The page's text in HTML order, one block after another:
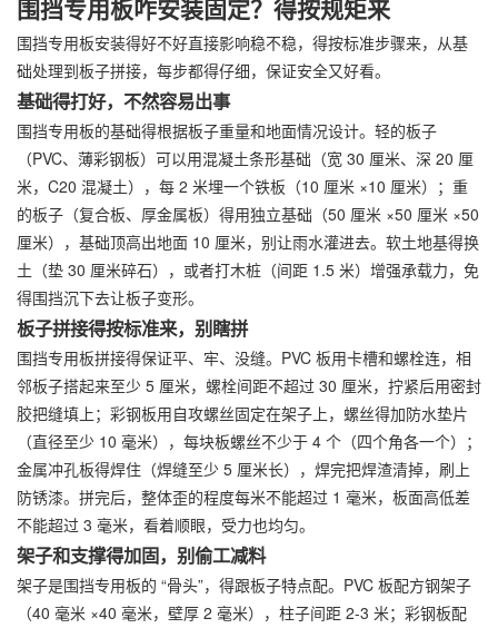
围挡专用板咋安装固定？得按规矩来
围挡专用板安装得好不好直接影响稳不稳，得按标准步骤来，从基
础处理到板子拼接，每步都得仔细，保证安全又好看。
基础得打好，不然容易出事
围挡专用板的基础得根据板子重量和地面情况设计。轻的板子
（PVC、薄彩钢板）可以用混凝土条形基础（宽 30 厘米、深 20 厘
米，C20 混凝土），每 2 米埋一个铁板（10 厘米 ×10 厘米）；重
的板子（复合板、厚金属板）得用独立基础（50 厘米 ×50 厘米 ×50
厘米），基础顶高出地面 10 厘米，别让雨水灌进去。软土地基得换
土（垫 30 厘米碎石），或者打木桩（间距 1.5 米）增强承载力，免
得围挡沉下去让板子变形。
板子拼接得按标准来，别瞎拼
围挡专用板拼接得保证平、牢、没缝。PVC 板用卡槽和螺栓连，相
邻板子搭起来至少 5 厘米，螺栓间距不超过 30 厘米，拧紧后用密封
胶把缝填上；彩钢板用自攻螺丝固定在架子上，螺丝得加防水垫片
（直径至少 10 毫米），每块板螺丝不少于 4 个（四个角各一个）；
金属冲孔板得焊住（焊缝至少 5 厘米长），焊完把焊渣清掉，刷上
防锈漆。拼完后，整体歪的程度每米不能超过 1 毫米，板面高低差
不能超过 3 毫米，看着顺眼，受力也均匀。
架子和支撑得加固，别偷工减料
架子是围挡专用板的 “骨头”，得跟板子特点配。PVC 板配方钢架子
（40 毫米 ×40 毫米，壁厚 2 毫米），柱子间距 2-3 米；彩钢板配